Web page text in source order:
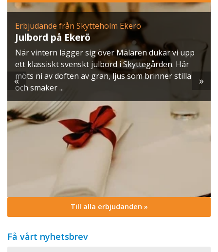
Erbjudande från Skytteholm Ekerö
Julbord på Ekerö
När vintern lägger sig över Mälaren dukar vi upp
ett klassiskt svenskt julbord i Skyttegården. Här
möts ni av doften av gran, ljus som brinner stilla
och smaker ...
« »
Till alla erbjudanden »
Få vårt nyhetsbrev